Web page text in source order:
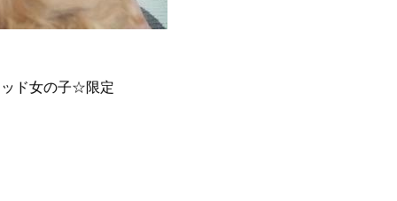
ド女の子☆限定